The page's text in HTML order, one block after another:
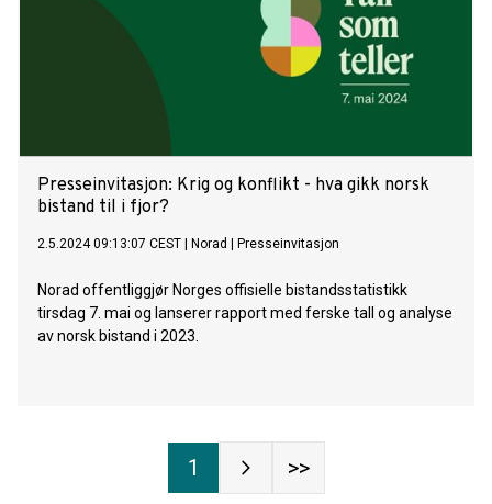
Presseinvitasjon: Krig og konflikt - hva gikk norsk
bistand til i fjor?
2.5.2024 09:13:07 CEST Norad Presseinvitasjon
Norad offentliggjør Norges offisielle bistandsstatistikk
tirsdag 7. mai og lanserer rapport med ferske tall og analyse
av norsk bistand i 2023.
1 >>